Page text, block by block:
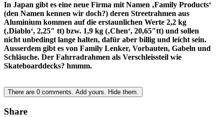
In Japan gibt es eine neue Firma mit Namen ‚Family Products‘
(den Namen kennen wir doch?) deren Streetrahmen aus
Aluminium kommen auf die erstaunlichen Werte 2,2 kg
(‚Diablo‘, 2,25″ tt) bzw. 1,9 kg (‚Chen‘, 20,65″tt) und sollen
nicht unbedingt lange halten, dafür aber billig und leicht sein.
Ausserdem gibt es von Family Lenker, Vorbauten, Gabeln und
Schläuche. Der Fahrradrahmen als Verschleissteil wie
Skateboarddecks? hmmm.
There are 0 comments. Add yours. Hide them.
Share